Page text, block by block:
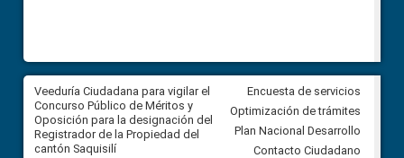
Veeduría Ciudadana para vigilar el
Concurso Público de Méritos y
Oposición para la designación del
Registrador de la Propiedad del
cantón Saquisilí
Veeduría Ciudadana para
construcción del asfaltado de
diferentes barrios del sector
Ballenita del cantón Santa
Encuesta de servicios
Optimización de trámites
Plan Nacional Desarrollo
Contacto Ciudadano